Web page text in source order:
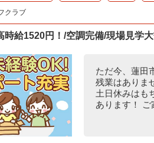
クラブ
時給1520円！/空調完備/現場見学
ただ今、蓮田
残業はありま
土日休みはも
あります！